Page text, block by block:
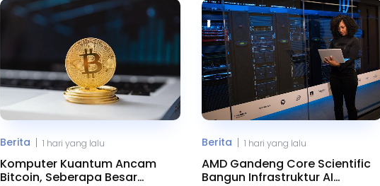
Berita | 1 hari yang lalu
Komputer Kuantum Ancam
Bitcoin, Seberapa Besar
Berita | 1 hari yang lalu
AMD Gandeng Core Scientific
Bangun Infrastruktur AI